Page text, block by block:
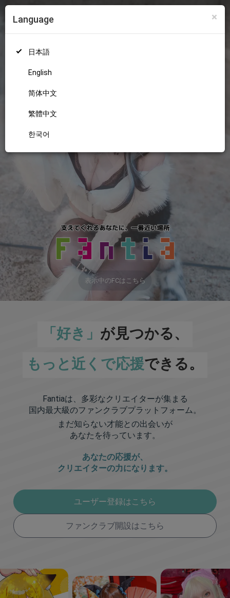
×
Language
日本語
English
简体中文
繁體中文
한국어
18+
表示中のFCはこちら
「好き」 が見つかる、
もっと近くで応援できる。
Fantiaは、多彩なクリエイターが集まる
国内最大級のファンクラブプラットフォーム。
まだ知らない才能との出会いが
あなたを待っています。
あなたの応援が、
クリエイターの力になります。
ユーザー登録はこちら
ファンクラブ開設はこちら